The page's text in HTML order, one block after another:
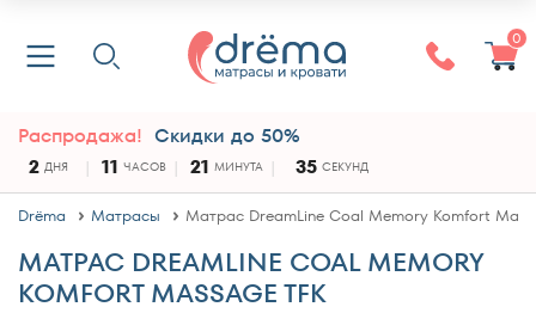
0
Распродажа! Скидки до 50%
2 ДНЯ 11 ЧАСОВ 21 МИНУТА 35 СЕКУНД
Drёma Матрасы Матрас DreamLine Coal Memory Komfort
МАТРАС DREAMLINE COAL MEMORY
KOMFORT MASSAGE TFK